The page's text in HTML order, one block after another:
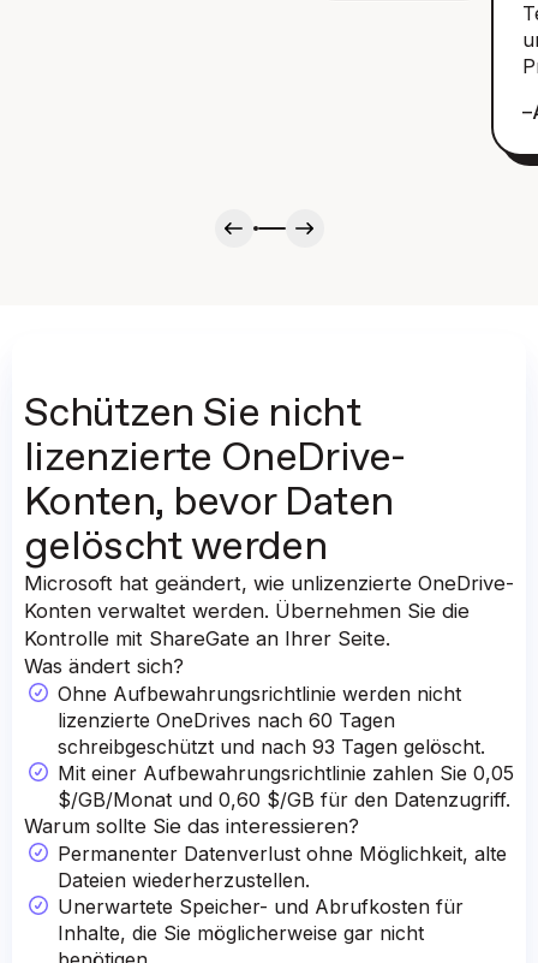
–
Schützen Sie nicht
lizenzierte OneDrive-
Konten, bevor Daten
gelöscht werden
Microsoft hat geändert, wie unlizenzierte OneDrive-
Konten verwaltet werden. Übernehmen Sie die
Kontrolle mit ShareGate an Ihrer Seite.
Was ändert sich?
Ohne Aufbewahrungsrichtlinie werden nicht
lizenzierte OneDrives nach 60 Tagen
schreibgeschützt und nach 93 Tagen gelöscht.
Mit einer Aufbewahrungsrichtlinie zahlen Sie 0,05
$/GB/Monat und 0,60 $/GB für den Datenzugriff.
Warum sollte Sie das interessieren?
Permanenter Datenverlust ohne Möglichkeit, alte
Dateien wiederherzustellen.
Unerwartete Speicher- und Abrufkosten für
Inhalte, die Sie möglicherweise gar nicht